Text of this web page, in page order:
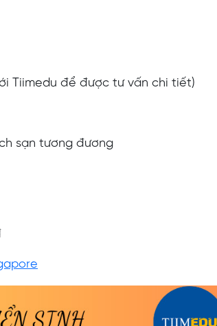
Tiimedu để được tư vấn chi tiết)
sạn tương đương